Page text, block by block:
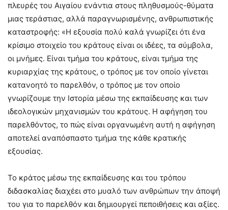
πλευρές του Αιγαίου ενάντια στους πληθυσμούς-θύματα
μιας τεράστιας, αλλά παραγνωρισμένης, ανθρωπιστικής
καταστροφής: «Η εξουσία πολύ καλά γνωρίζει ότι ένα
κρίσιμο στοιχείο του κράτους είναι οι ιδέες, τα σύμβολα,
οι μνήμες. Είναι τμήμα του κράτους, είναι τμήμα της
κυριαρχίας της κράτους, ο τρόπος με τον οποίο γίνεται
κατανοητό το παρελθόν, ο τρόπος με τον οποίο
γνωρίζουμε την Ιστορία μέσω της εκπαίδευσης και των
ιδεολογικών μηχανισμών του κράτους. Η αφήγηση του
παρελθόντος, το πώς είναι οργανωμένη αυτή η αφήγηση
αποτελεί αναπόσπαστο τμήμα της κάθε κρατικής
εξουσίας.
Το κράτος μέσω της εκπαίδευσης και του τρόπου
διδασκαλίας διαχέει στο μυαλό των ανθρώπων την άποψή
του για το παρελθόν και δημιουργεί πεποιθήσεις και αξίες.